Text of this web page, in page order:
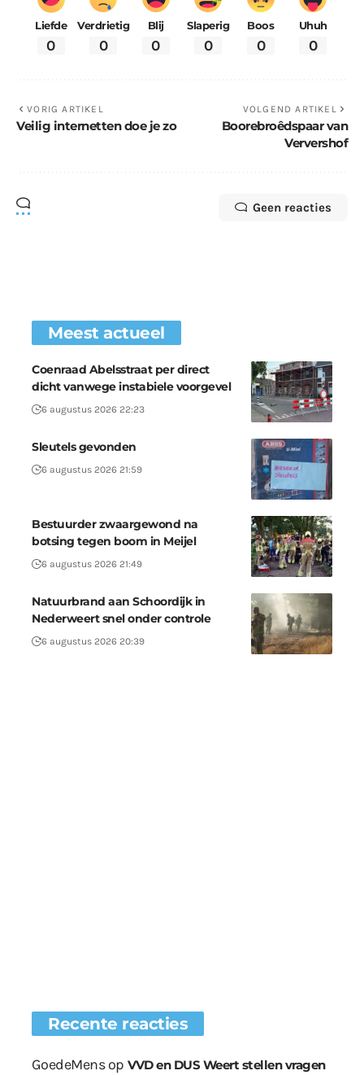
Liefde
0
Verdrietig
0
Blij
0
Slaperig
0
Boos
0
Uhuh
0
VORIG ARTIKEL
Veilig internetten doe je zo
VOLGEND ARTIKEL
Boorebroêdspaar van
Ververshof
Geen reacties
Meest actueel
Coenraad Abelsstraat per direct
dicht vanwege instabiele voorgevel
6 augustus 2026 22:23
Sleutels gevonden
6 augustus 2026 21:59
Bestuurder zwaargewond na
botsing tegen boom in Meijel
6 augustus 2026 21:49
Natuurbrand aan Schoordijk in
Nederweert snel onder controle
6 augustus 2026 20:39
Recente reacties
GoedeMensop VVD en DUS Weert stellen vragen